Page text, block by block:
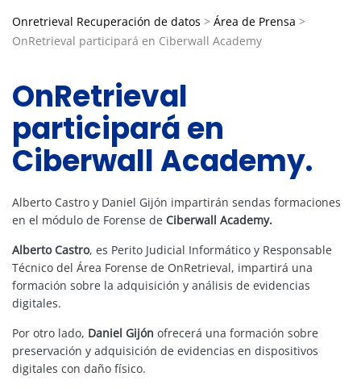
Onretrieval Recuperación de datos > Área de Prensa >
OnRetrieval participará en Ciberwall Academy
OnRetrieval
participará en
Ciberwall Academy.
Alberto Castro y Daniel Gijón impartirán sendas formaciones
en el módulo de Forense de Ciberwall Academy.
Alberto Castro, es Perito Judicial Informático y Responsable
Técnico del Área Forense de OnRetrieval, impartirá una
formación sobre la adquisición y análisis de evidencias
digitales.
Por otro lado, Daniel Gijón ofrecerá una formación sobre
preservación y adquisición de evidencias en dispositivos
digitales con daño físico.